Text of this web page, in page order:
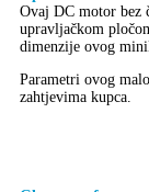
Ovaj DC motor bez
upravljačkom
dimenzije ovog mini
Parametri ovog
zahtjevima kupca.